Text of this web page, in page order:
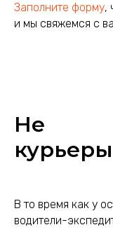
Заполните форму,
и мы свяжемся с
Не
курьеры
В то время как у
водители-